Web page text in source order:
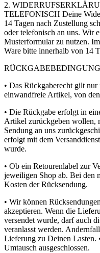
2.
TELEFONISCH Deine
14 Tagen nach Zustellung
oder telefonisch an uns. Wir
Musterformular zu nutzen.
Ware bitte innerhalb von 14
• Das Rückgaberecht gilt
einwandfreie Artikel, von
• Die Rückgabe erfolgt in
Artikel zurückgeben wollen,
Sendung an uns
erfolgt mit dem
wurde.
• Ob ein Retourenlabel zur
jeweiligen Shop ab. Bei den
Kosten der Rücksendung.
• Wir können
akzeptieren. Wenn die
versendet wurde, darf auch
veranlasst werden.
Lieferung zu Deinen Lasten.
Umtausch ausgeschlossen.